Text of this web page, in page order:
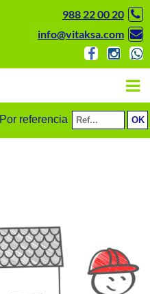
988 22 00 20
info@vitaksa.com
Por referencia